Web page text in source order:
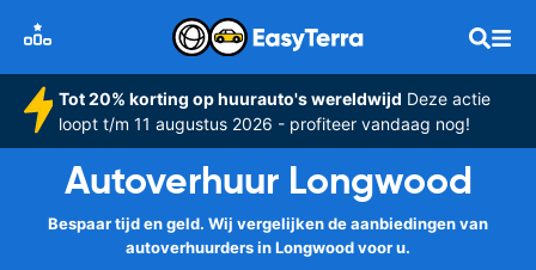
Tot 20% korting op huurauto's wereldwijd Deze actie
loopt t/m 11 augustus 2026 - profiteer vandaag nog!
Autoverhuur Longwood
Bespaar tijd en geld. Wij vergelijken de aanbiedingen van
autoverhuurders in Longwood voor u.